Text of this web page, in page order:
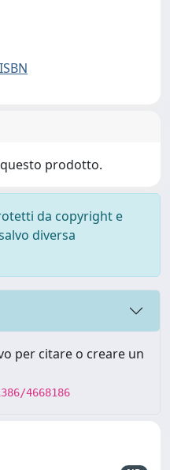
prodotto.
da copyright e
diversa
per citare o creare un
4668186